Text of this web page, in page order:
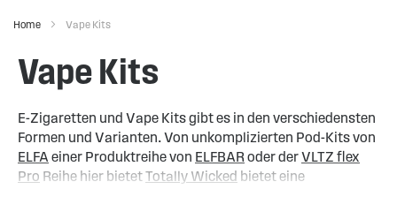
Home Vape Kits
Vape Kits
E-Zigaretten und Vape Kits gibt es in den verschiedensten
Formen und Varianten. Von unkomplizierten Pod-Kits von
ELFA einer Produktreihe von ELFBAR oder derVLTZ flex
Pro Reihe hier bietetTotally Wicked bietet eine